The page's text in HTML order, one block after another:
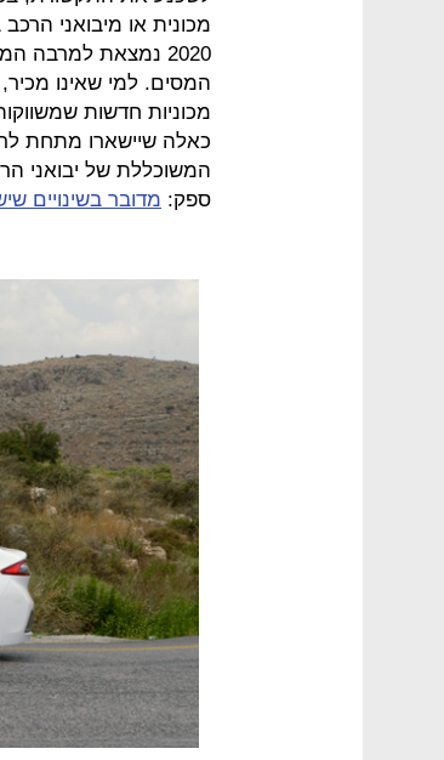
מכונית או מיבואני
מכוניות חדשות
כאלה שיישארו מתחת
המשוכללת של יבואני
ספק: מדובר בשינויים